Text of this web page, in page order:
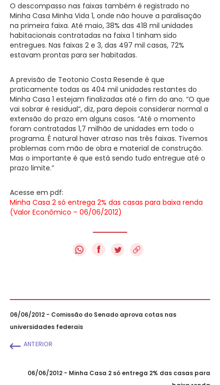
O descompasso nas faixas também é registrado no
Minha Casa Minha Vida 1, onde não houve a paralisação
na primeira faixa. Até maio, 38% das 418 mil unidades
habitacionais contratadas na faixa 1 tinham sido
entregues. Nas faixas 2 e 3, das 497 mil casas, 72%
estavam prontas para ser habitadas.
A previsão de Teotonio Costa Resende é que
praticamente todas as 404 mil unidades restantes do
Minha Casa 1 estejam finalizadas até o fim do ano. “O que
vai sobrar é residual”, diz, para depois considerar normal a
extensão do prazo em alguns casos. “Até o momento
foram contratadas 1,7 milhão de unidades em todo o
programa. É natural haver atraso nas três faixas. Tivemos
problemas com mão de obra e material de construção.
Mas o importante é que está sendo tudo entregue até o
prazo limite.”
Acesse em pdf:
Minha Casa 2 só entrega 2% das casas para baixa renda
(Valor Econômico – 06/06/2012)
f
06/06/2012 - Comissão do Senado aprova cotas nas
universidades federais
ANTERIOR
06/06/2012 - Minha Casa 2 só entrega 2% das casas para